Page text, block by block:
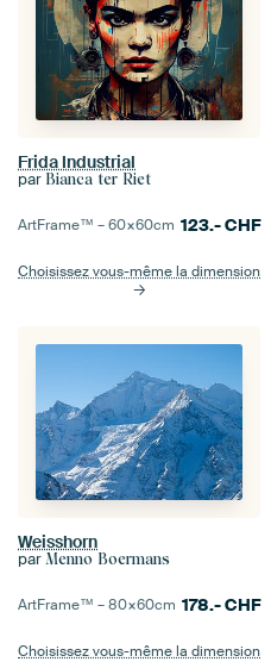
Frida Industrial
par Bianca ter Riet
ArtFrame™ –60×60cm 123.-CHF
Choisissez vous-même la dimension
Weisshorn
par Menno Boermans
ArtFrame™ –80×60cm 178.-CHF
Choisissez vous-même la dimension